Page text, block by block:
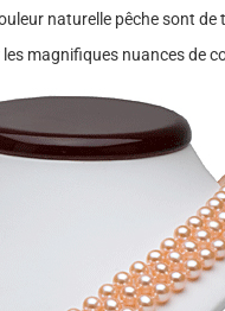
naturelle pêche sont de
magnifiques nuances de